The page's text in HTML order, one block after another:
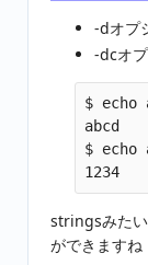
-dオプ
-dcオ
$ echo
abcd
$ echo
stringsみた
ができますね